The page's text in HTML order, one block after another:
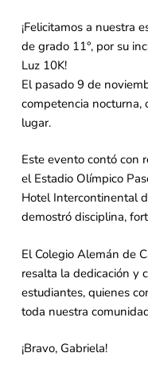
¡Felicitamos a nuestra
de grado 11°, por su
Luz 10K!
El pasado 9 de
competencia nocturna,
lugar.
Este evento contó con
el Estadio Olímpico
Hotel Intercontinental
demostró disciplina,
El Colegio Alemán de
resalta la dedicación y
estudiantes, quienes
toda nuestra
¡Bravo, Gabriela!